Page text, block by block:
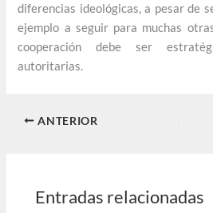
diferencias ideológicas, a pesar de
ejemplo a seguir para muchas
cooperación debe ser
autoritarias.
ANTERIOR
Entradas relacionadas